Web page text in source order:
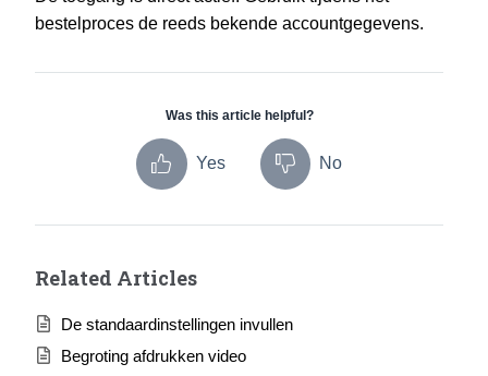
bestelproces de reeds bekende accountgegevens.
Was this article helpful?
Yes No
Related Articles
De standaardinstellingen invullen
Begroting afdrukken video